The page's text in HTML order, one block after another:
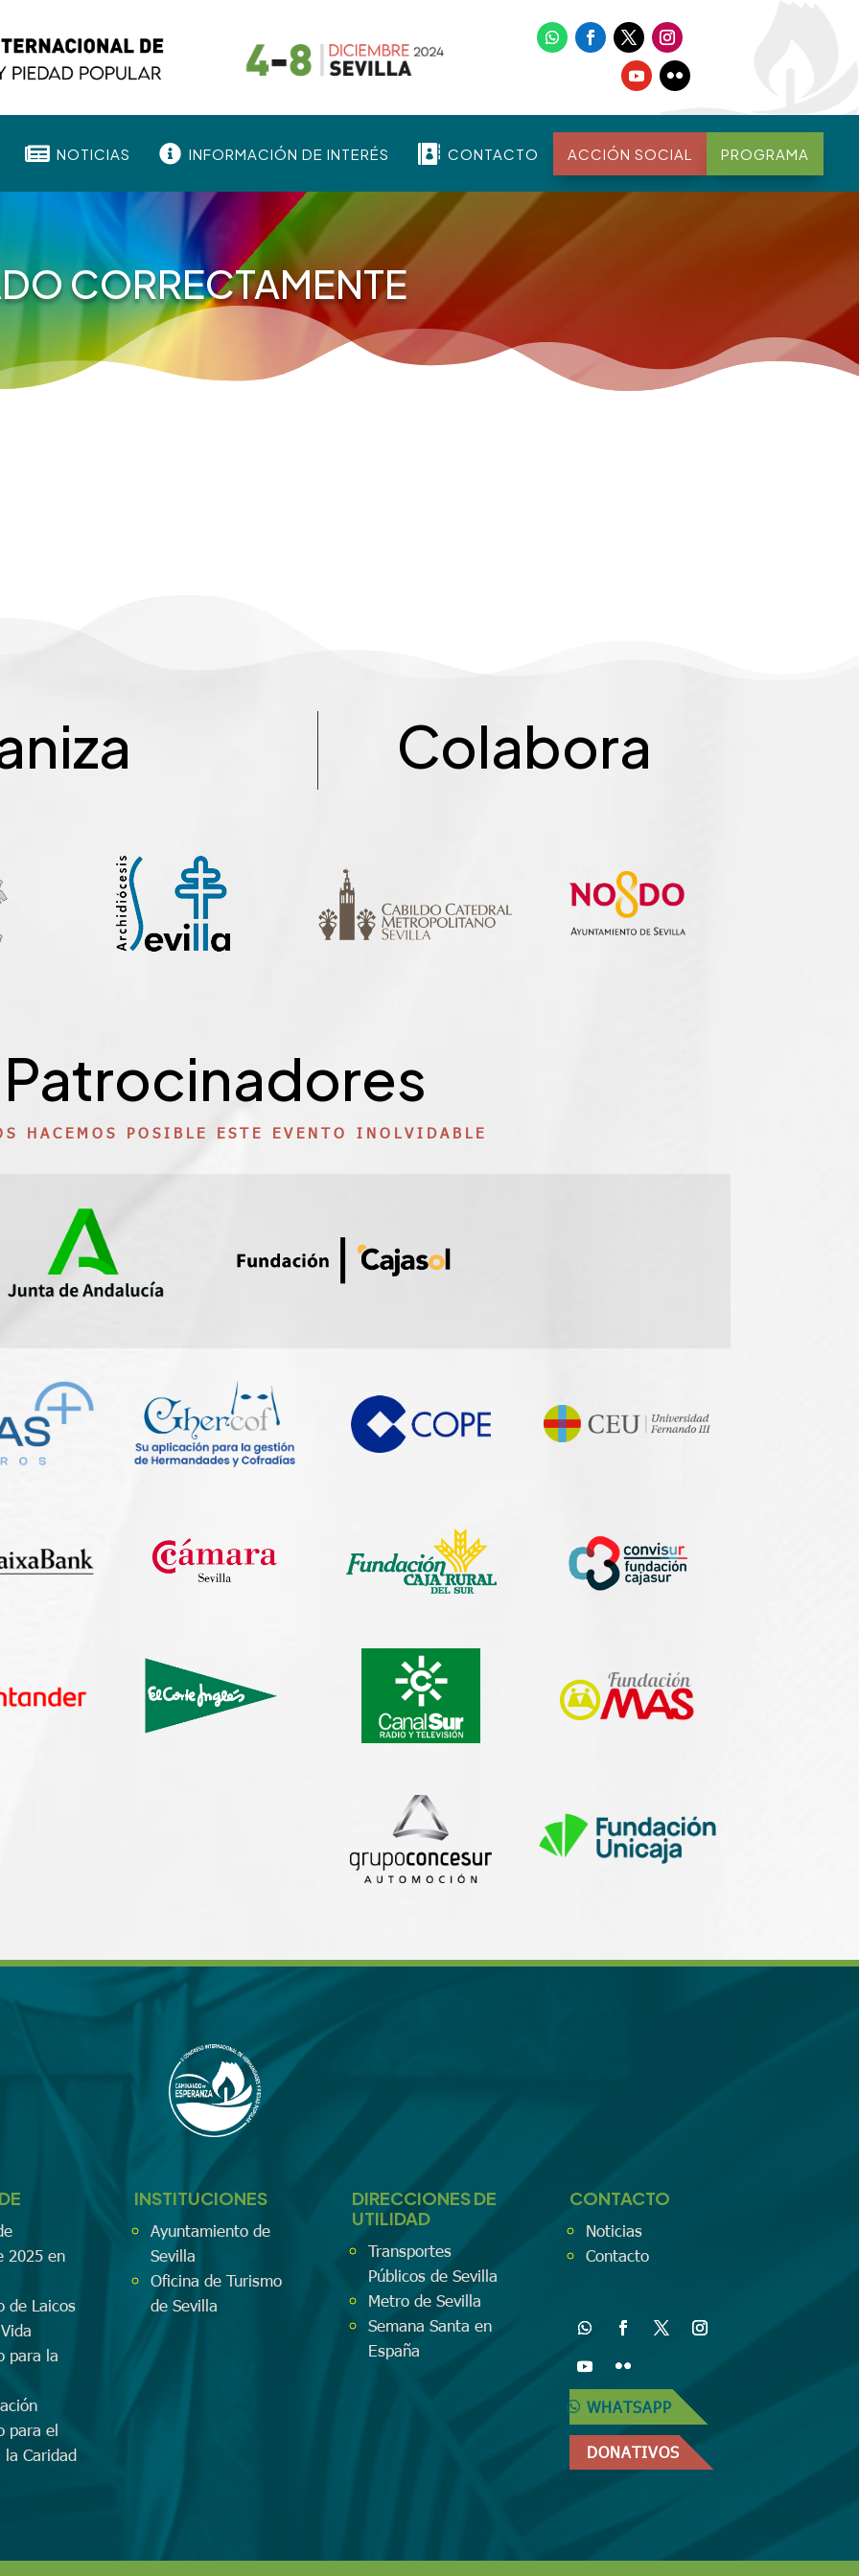
 NOTICIAS  INFORMACIÓN DE INTERÉS  CONTACTO ACCIÓN SOCIAL PROGRAMA
CORRECTAMENTE
Colabora
Patrocinadores
HACEMOS POSIBLE ESTE EVENTO INOLVIDABLE
2025 en
de Laicos
para la
para el
la Caridad
INSTITUCIONES
Ayuntamiento de
Sevilla
Oficina de Turismo
de Sevilla
DIRECCIONES DE
UTILIDAD
Transportes
Públicos de Sevilla
Metro de Sevilla
Semana Santa en
España
CONTACTO
Noticias
Contacto
WHATSAPP
DONATIVOS